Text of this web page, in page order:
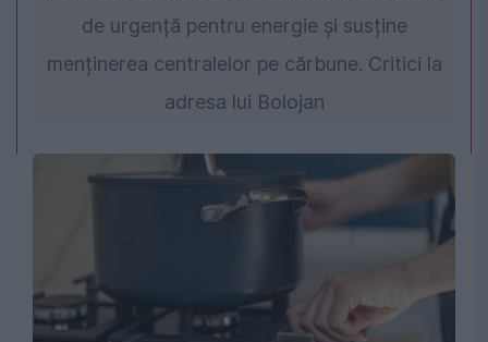
de urgență pentru energie și susține
menținerea centralelor pe cărbune. Critici la
adresa lui Bolojan